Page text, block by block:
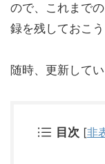
ので、これまで
録を残しておこう
随時、更新してい
目次 [非